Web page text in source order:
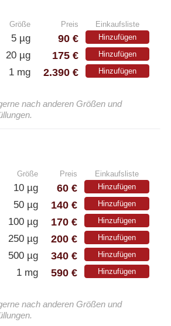
Größe Preis Einkaufsliste
5 µg 90 € Hinzufügen
20 µg 175 € Hinzufügen
1 mg 2.390 € Hinzufügen
nach anderen Größen und
Größe Preis Einkaufsliste
10 µg 60 € Hinzufügen
50 µg 140 € Hinzufügen
100 µg 170 € Hinzufügen
250 µg 200 € Hinzufügen
500 µg 340 € Hinzufügen
1 mg 590 € Hinzufügen
nach anderen Größen und